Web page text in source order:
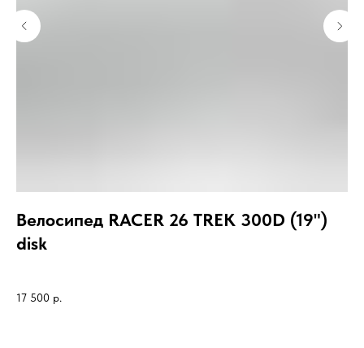
Велосипед RACER 26 TREK 300D (19")
disk
17 500 р.